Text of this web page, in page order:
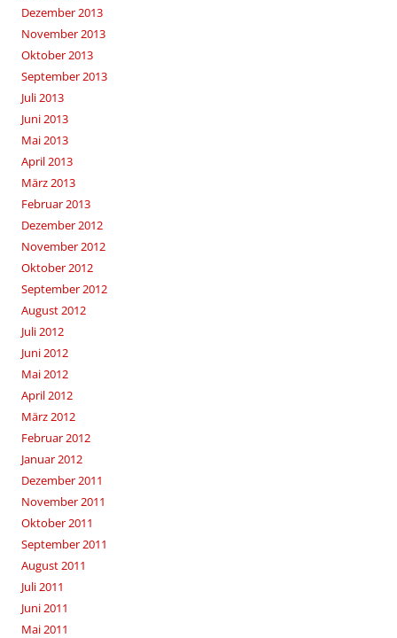
Dezember 2013
November 2013
Oktober 2013
September 2013
Juli 2013
Juni 2013
Mai 2013
April 2013
März 2013
Februar 2013
Dezember 2012
November 2012
Oktober 2012
September 2012
August 2012
Juli 2012
Juni 2012
Mai 2012
April 2012
März 2012
Februar 2012
Januar 2012
Dezember 2011
November 2011
Oktober 2011
September 2011
August 2011
Juli 2011
Juni 2011
Mai 2011